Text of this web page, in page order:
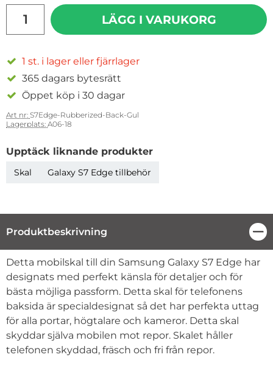
LÄGG I VARUKORG
1 st. i lager eller fjärrlager
365 dagars bytesrätt
Öppet köp i 30 dagar
Art nr: S7Edge-Rubberized-Back-Gul
Lagerplats: A06-18
Upptäck liknande produkter
Skal Galaxy S7 Edge tillbehör
Produktbeskrivning
Produktbeskrivning
Detta mobilskal till din Samsung Galaxy S7 Edge har
designats med perfekt känsla för detaljer och för
bästa möjliga passform. Detta skal för telefonens
baksida är specialdesignat så det har perfekta uttag
för alla portar, högtalare och kameror. Detta skal
skyddar själva mobilen mot repor. Skalet håller
telefonen skyddad, fräsch och fri från repor.